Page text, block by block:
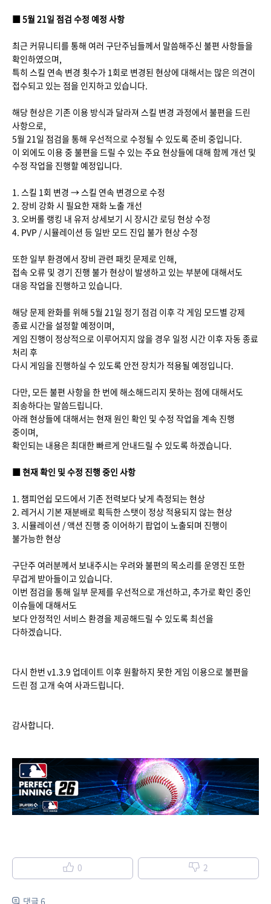
■ 5월 21일 점검 수정 예정 사항
최근 커뮤니티를 통해 여러 구단주님들께서 말씀해주신 불편 사항들을
확인하였으며,
특히 스킬 연속 변경 횟수가 1회로 변경된 현상에 대해서는 많은 의견이
접수되고 있는 점을 인지하고 있습니다.
해당 현상은 기존 이용 방식과 달라져 스킬 변경 과정에서 불편을 드린
사항으로,
5월 21일 점검을 통해 우선적으로 수정될 수 있도록 준비 중입니다.
이 외에도 이용 중 불편을 드릴 수 있는 주요 현상들에 대해 함께 개선 및
수정 작업을 진행할 예정입니다.
1. 스킬 1회 변경 → 스킬 연속 변경으로 수정
2. 장비 강화 시 필요한 재화 노출 개선
3. 오버롤 랭킹 내 유저 상세보기 시 장시간 로딩 현상 수정
4. PVP / 시뮬레이션 등 일반 모드 진입 불가 현상 수정
또한 일부 환경에서 장비 관련 패킷 문제로 인해,
접속 오류 및 경기 진행 불가 현상이 발생하고 있는 부분에 대해서도
대응 작업을 진행하고 있습니다.
해당 문제 완화를 위해 5월 21일 정기 점검 이후 각 게임 모드별 강제
종료 시간을 설정할 예정이며,
게임 진행이 정상적으로 이루어지지 않을 경우 일정 시간 이후 자동 종료
처리 후
다시 게임을 진행하실 수 있도록 안전 장치가 적용될 예정입니다.
다만, 모든 불편 사항을 한 번에 해소해드리지 못하는 점에 대해서도
죄송하다는 말씀드립니다.
아래 현상들에 대해서는 현재 원인 확인 및 수정 작업을 계속 진행
중이며,
확인되는 내용은 최대한 빠르게 안내드릴 수 있도록 하겠습니다.
■ 현재 확인 및 수정 진행 중인 사항
1. 챔피언쉽 모드에서 기존 전력보다 낮게 측정되는 현상
2. 레거시 기본 재분배로 획득한 스탯이 정상 적용되지 않는 현상
3. 시뮬레이션 / 액션 진행 중 이어하기 팝업이 노출되며 진행이
불가능한 현상
구단주 여러분께서 보내주시는 우려와 불편의 목소리를 운영진 또한
무겁게 받아들이고 있습니다.
이번 점검을 통해 일부 문제를 우선적으로 개선하고, 추가로 확인 중인
이슈들에 대해서도
보다 안정적인 서비스 환경을 제공해드릴 수 있도록 최선을
다하겠습니다.
다시 한번 v1.3.9 업데이트 이후 원활하지 못한 게임 이용으로 불편을
드린 점 고개 숙여 사과드립니다.
감사합니다.
0 2
댓글 6